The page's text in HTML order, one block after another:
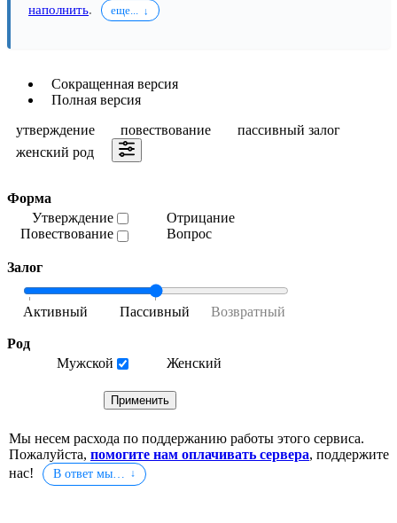
наполнить. еще...
Сокращенная версия
Полная версия
утверждение
повествование
пассивный залог
женский род
Форма
Утверждение
Повествование
Отрицание
Вопрос
Залог
Род
Мужской
Женский
Мы несем расхода по поддержанию работы этого сервиса.
Пожалуйста, помогите нам оплачивать сервера, поддержите
нас!
В ответ мы…